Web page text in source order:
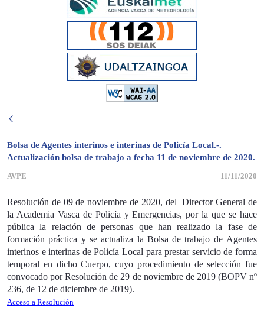
Bolsa de Agentes interinos e interinas de Policía Local.-.
Actualización bolsa de trabajo a fecha 11 de noviembre de 2020.
AVPE 11/11/2020
Resolución de 09 de noviembre de 2020, del Director General de
la Academia Vasca de Policía y Emergencias, por la que se hace
pública la relación de personas que han realizado la fase de
formación práctica y se actualiza la Bolsa de trabajo de Agentes
interinos e interinas de Policía Local para prestar servicio de forma
temporal en dicho Cuerpo, cuyo procedimiento de selección fue
convocado por Resolución de 29 de noviembre de 2019 (BOPV nº
236, de 12 de diciembre de 2019).
Acceso a Resolución